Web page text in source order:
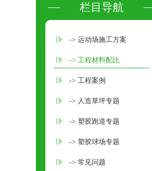
栏目导航
-> 运动场施工方案
-> 工程材料配比
-> 工程案例
-> 人造草坪专题
-> 塑胶跑道专题
-> 塑胶球场专题
-> 常见问题